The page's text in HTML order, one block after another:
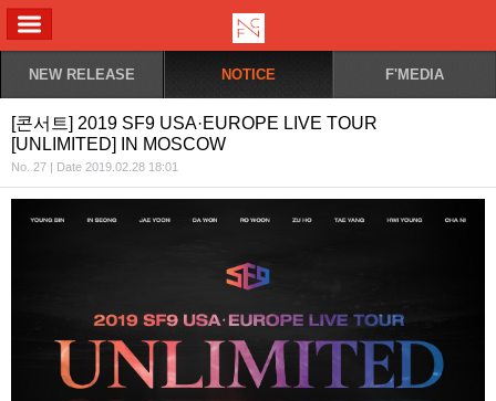
NEW RELEASE NOTICE F'MEDIA
[콘서트] 2019 SF9 USA·EUROPE LIVE TOUR
[UNLIMITED] IN MOSCOW
No. 27 | Date 2019.02.28 18:01